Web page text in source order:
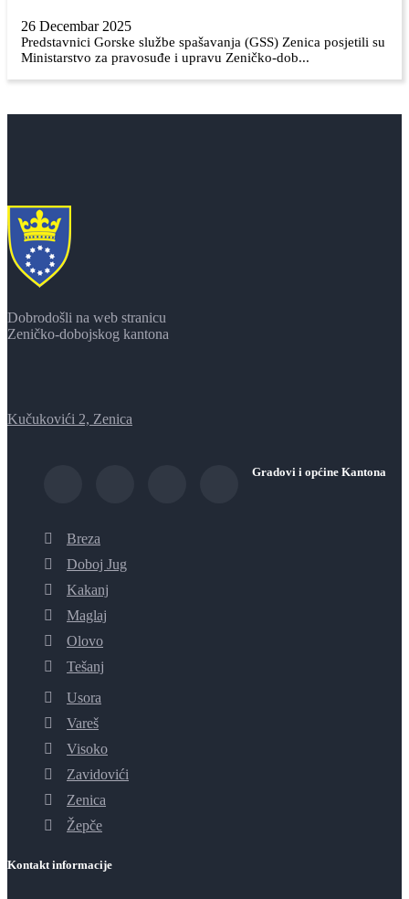
26 Decembar 2025
Predstavnici Gorske službe spašavanja (GSS) Zenica posjetili su
Ministarstvo za pravosuđe i upravu Zeničko-dob...
Dobrodošli na web stranicu
Zeničko-dobojskog kantona
Kučukovići 2, Zenica
Gradovi i općine Kantona
Breza
Doboj Jug
Kakanj
Maglaj
Olovo
Tešanj
Usora
Vareš
Visoko
Zavidovići
Zenica
Žepče
Kontakt informacije